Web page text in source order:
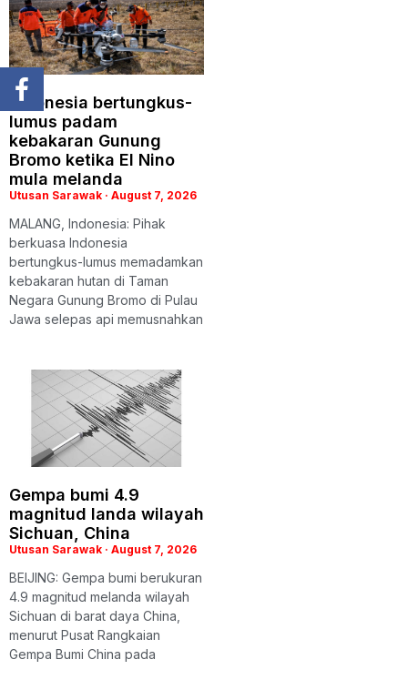
Indonesia bertungkus-
lumus padam
kebakaran Gunung
Bromo ketika El Nino
mula melanda
Utusan Sarawak August 7, 2026
MALANG, Indonesia: Pihak
berkuasa Indonesia
bertungkus-lumus memadamkan
kebakaran hutan di Taman
Negara Gunung Bromo di Pulau
Jawa selepas api memusnahkan
Gempa bumi 4.9
magnitud landa wilayah
Sichuan, China
Utusan Sarawak August 7, 2026
BEIJING: Gempa bumi berukuran
4.9 magnitud melanda wilayah
Sichuan di barat daya China,
menurut Pusat Rangkaian
Gempa Bumi China pada